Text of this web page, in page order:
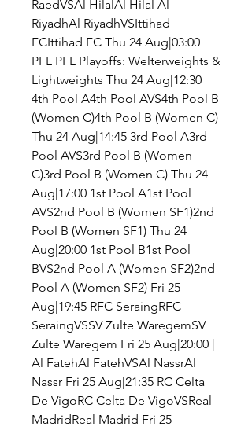
RaedVSAl HilalAl Hilal Al
RiyadhAl RiyadhVSIttihad
FCIttihad FC Thu 24 Aug|03:00
PFL PFL Playoffs: Welterweights &
Lightweights Thu 24 Aug|12:30
4th Pool A4th Pool AVS4th Pool B
(Women C)4th Pool B (Women C)
Thu 24 Aug|14:45 3rd Pool A3rd
Pool AVS3rd Pool B (Women
C)3rd Pool B (Women C) Thu 24
Aug|17:00 1st Pool A1st Pool
AVS2nd Pool B (Women SF1)2nd
Pool B (Women SF1) Thu 24
Aug|20:00 1st Pool B1st Pool
BVS2nd Pool A (Women SF2)2nd
Pool A (Women SF2) Fri 25
Aug|19:45 RFC SeraingRFC
SeraingVSSV Zulte WaregemSV
Zulte Waregem Fri 25 Aug|20:00 |
Al FatehAl FatehVSAl NassrAl
Nassr Fri 25 Aug|21:35 RC Celta
De VigoRC Celta De VigoVSReal
MadridReal Madrid Fri 25